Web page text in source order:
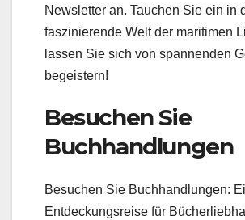
Newsletter an. Tauchen Sie ein in
faszinierende Welt der maritimen
lassen Sie sich von spannenden
begeistern!
Besuchen Sie
Buchhandlungen
Besuchen Sie Buchhandlungen:
Entdeckungsreise für